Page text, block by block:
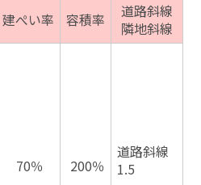
建ぺい率 容積率
道路斜線
隣地斜線
70％ 200％
道路斜線
1.5